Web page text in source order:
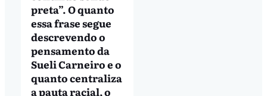
preta”. O quanto
essa frase segue
descrevendo o
pensamento da
Sueli Carneiro e o
quanto centraliza
a pauta racial, o